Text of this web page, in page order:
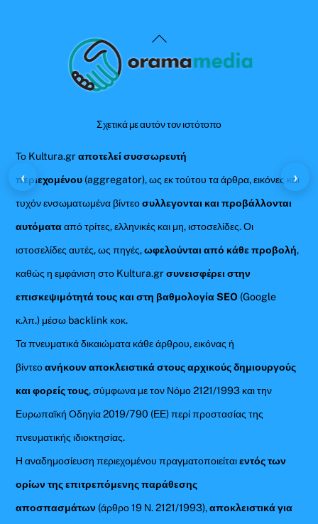
Back
To
Σχετικά με αυτόν τον ιστότοπο
Το Kultura.grαποτελεί συσσωρευτή
περιεχομένου (aggregator), ως εκ τούτου τα άρθρα, εικόνες και
τυχόν ενσωματωμένα βίντεοσυλλεγονται και προβάλλονται
αυτόματααπό τρίτες, ελληνικές και μη, ιστοσελίδες. Οι
ιστοσελίδες αυτές, ως πηγές,ωφελούνται από κάθε προβολή,
καθώς η εμφάνιση στο Kultura.gr συνεισφέρει στην
επισκεψιμότητά τους και στη βαθμολογία SEO (Google
κ.λπ.) μέσω backlink κοκ.
Τα πνευματικά δικαιώματα κάθε άρθρου, εικόνας ή
βίντεοανήκουν αποκλειστικά στους αρχικούς δημιουργούς
και φορείς τους, σύμφωνα με τον Νόμο 2121/1993 και την
Ευρωπαϊκή Οδηγία 2019/790 (ΕΕ) περί προστασίας της
πνευματικής ιδιοκτησίας.
Η αναδημοσίευση περιεχομένου πραγματοποιείταιεντός των
ορίων της επιτρεπόμενης παράθεσης
αποσπασμάτων (άρθρο 19 Ν. 2121/1993),αποκλειστικά για
‹ ›